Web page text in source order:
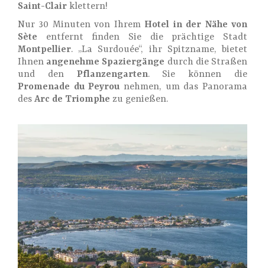
Saint-Clair klettern!
Nur 30 Minuten von Ihrem Hotel in der Nähe von
Sète entfernt finden Sie die prächtige Stadt
Montpellier. „La Surdouée“, ihr Spitzname, bietet
Ihnen angenehme Spaziergänge durch die Straßen
und den Pflanzengarten. Sie können die
Promenade du Peyrou nehmen, um das Panorama
des Arc de Triomphe zu genießen.